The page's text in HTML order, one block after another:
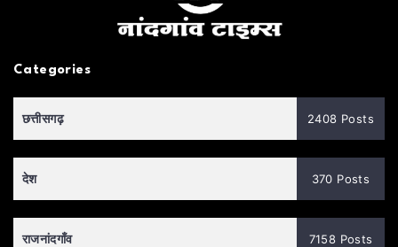
Categories
छत्तीसगढ़ 2408 Posts
देश 370 Posts
राजनांदगाँव 7158 Posts